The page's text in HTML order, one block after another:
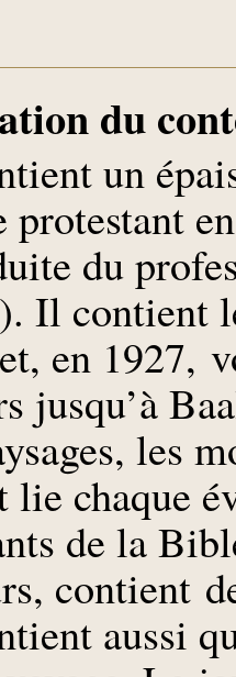
du
un
protestant
du
Il contient
en 1927,
jusqu’à
les
chaque
de la
contient
aussi